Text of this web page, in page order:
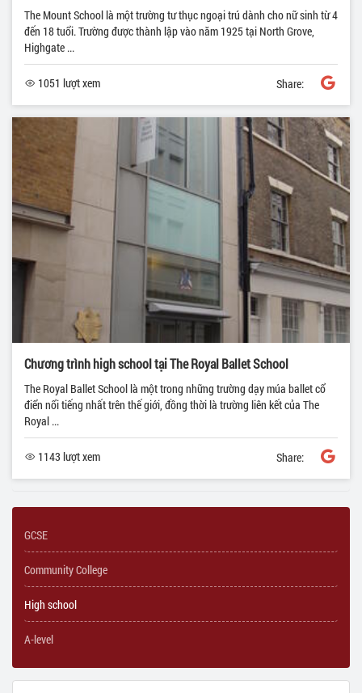
The Mount School là một trường tư thục ngoại trú dành cho nữ sinh từ 4
đến 18 tuổi. Trường được thành lập vào năm 1925 tại North Grove,
Highgate ...
1051 lượt xem Share:
Chương trình high school tại The Royal Ballet School
The Royal Ballet School là một trong những trường dạy múa ballet cổ
điển nổi tiếng nhất trên thế giới, đồng thời là trường liên kết của The
Royal ...
1143 lượt xem Share:
GCSE
Community College
High school
A-level